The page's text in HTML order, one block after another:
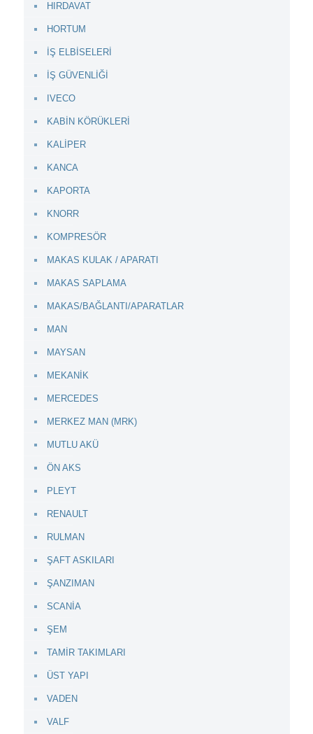
HIRDAVAT
HORTUM
İŞ ELBİSELERİ
İŞ GÜVENLİĞİ
IVECO
KABİN KÖRÜKLERİ
KALİPER
KANCA
KAPORTA
KNORR
KOMPRESÖR
MAKAS KULAK / APARATI
MAKAS SAPLAMA
MAKAS/BAĞLANTI/APARATLAR
MAN
MAYSAN
MEKANİK
MERCEDES
MERKEZ MAN (MRK)
MUTLU AKÜ
ÖN AKS
PLEYT
RENAULT
RULMAN
ŞAFT ASKILARI
ŞANZIMAN
SCANİA
ŞEM
TAMİR TAKIMLARI
ÜST YAPI
VADEN
VALF